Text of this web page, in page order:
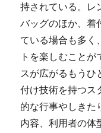
持されている。レ
バッグのほか、着
ている場合も多く
トを楽しむこと
スが広がるもうひ
付け技術を持つス
的な行事やしきた
内容、利用者の体